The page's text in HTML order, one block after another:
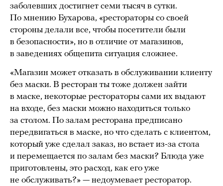
заболевших достигнет семи тысяч в сутки.
По мнению Бухарова, «рестораторы со своей
стороны делали все, чтобы посетители были
в безопасности», но в отличие от магазинов,
в заведениях общепита ситуация сложнее.
«Магазин может отказать в обслуживании клиенту
без маски. В ресторан ты тоже должен зайти
в маске, некоторые рестораторы сами их выдают
на входе, без маски можно находиться только
за столом. По залам ресторана предписано
передвигаться в маске, но что сделать с клиентом,
который уже сделал заказ, но встает из-за стола
и перемещается по залам без маски? Блюда уже
приготовлены, это расход, как его уже
не обслуживать?» — недоумевает ресторатор.